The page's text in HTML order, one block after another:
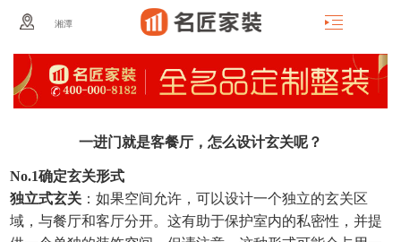
湘潭
一进门就是客餐厅，怎么设计玄关呢？
No.1确定玄关形式
独立式玄关 ：如果空间允许，可以设计一个独立的玄关区
域，与餐厅和客厅分开。这有助于保护室内的私密性，并提